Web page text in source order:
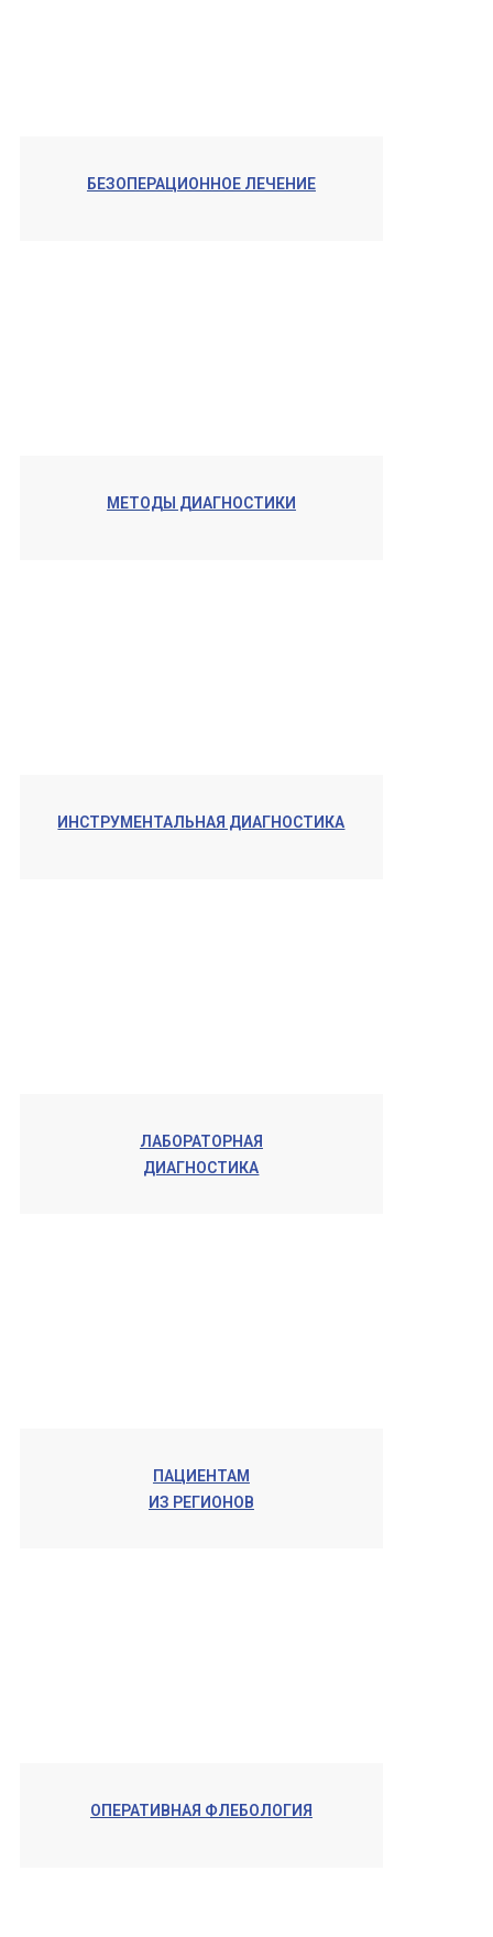
БЕЗОПЕРАЦИОННОЕ ЛЕЧЕНИЕ
МЕТОДЫ ДИАГНОСТИКИ
ИНСТРУМЕНТАЛЬНАЯ ДИАГНОСТИКА
ЛАБОРАТОРНАЯ
ДИАГНОСТИКА
ПАЦИЕНТАМ
ИЗ РЕГИОНОВ
ОПЕРАТИВНАЯ ФЛЕБОЛОГИЯ